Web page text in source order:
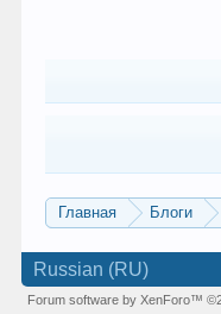
Главная Блоги
Russian (RU)
Forum software by XenForo™